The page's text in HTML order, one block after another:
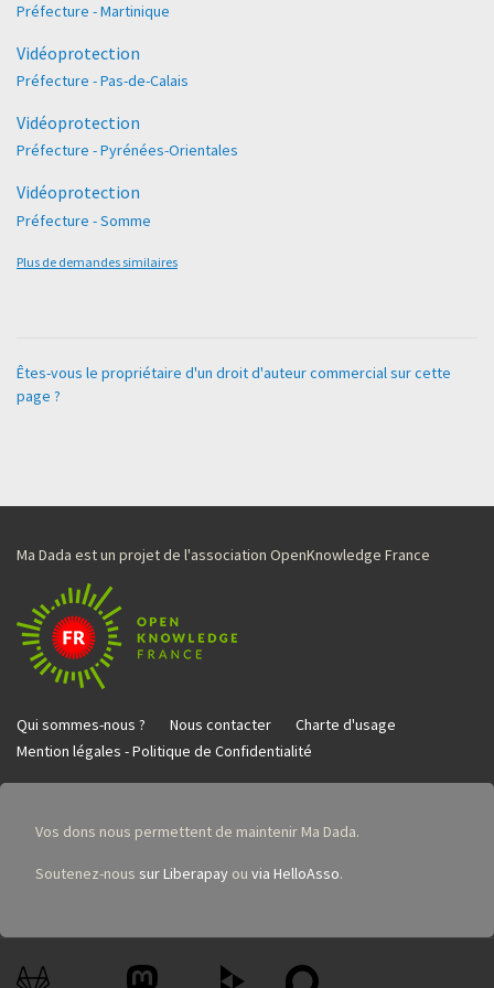
Préfecture - Martinique
Vidéoprotection
Préfecture - Pas-de-Calais
Vidéoprotection
Préfecture - Pyrénées-Orientales
Vidéoprotection
Préfecture - Somme
Plus de demandes similaires
Êtes-vous le propriétaire d'un droit d'auteur commercial sur cette
page ?
Ma Dada est un projet de l'association OpenKnowledge France
Qui sommes-nous ? Nous contacter
Charte d'usage
Mention légales - Politique de Confidentialité
Vos dons nous permettent de maintenir Ma Dada.
Soutenez-nous sur Liberapay ou via HelloAsso.